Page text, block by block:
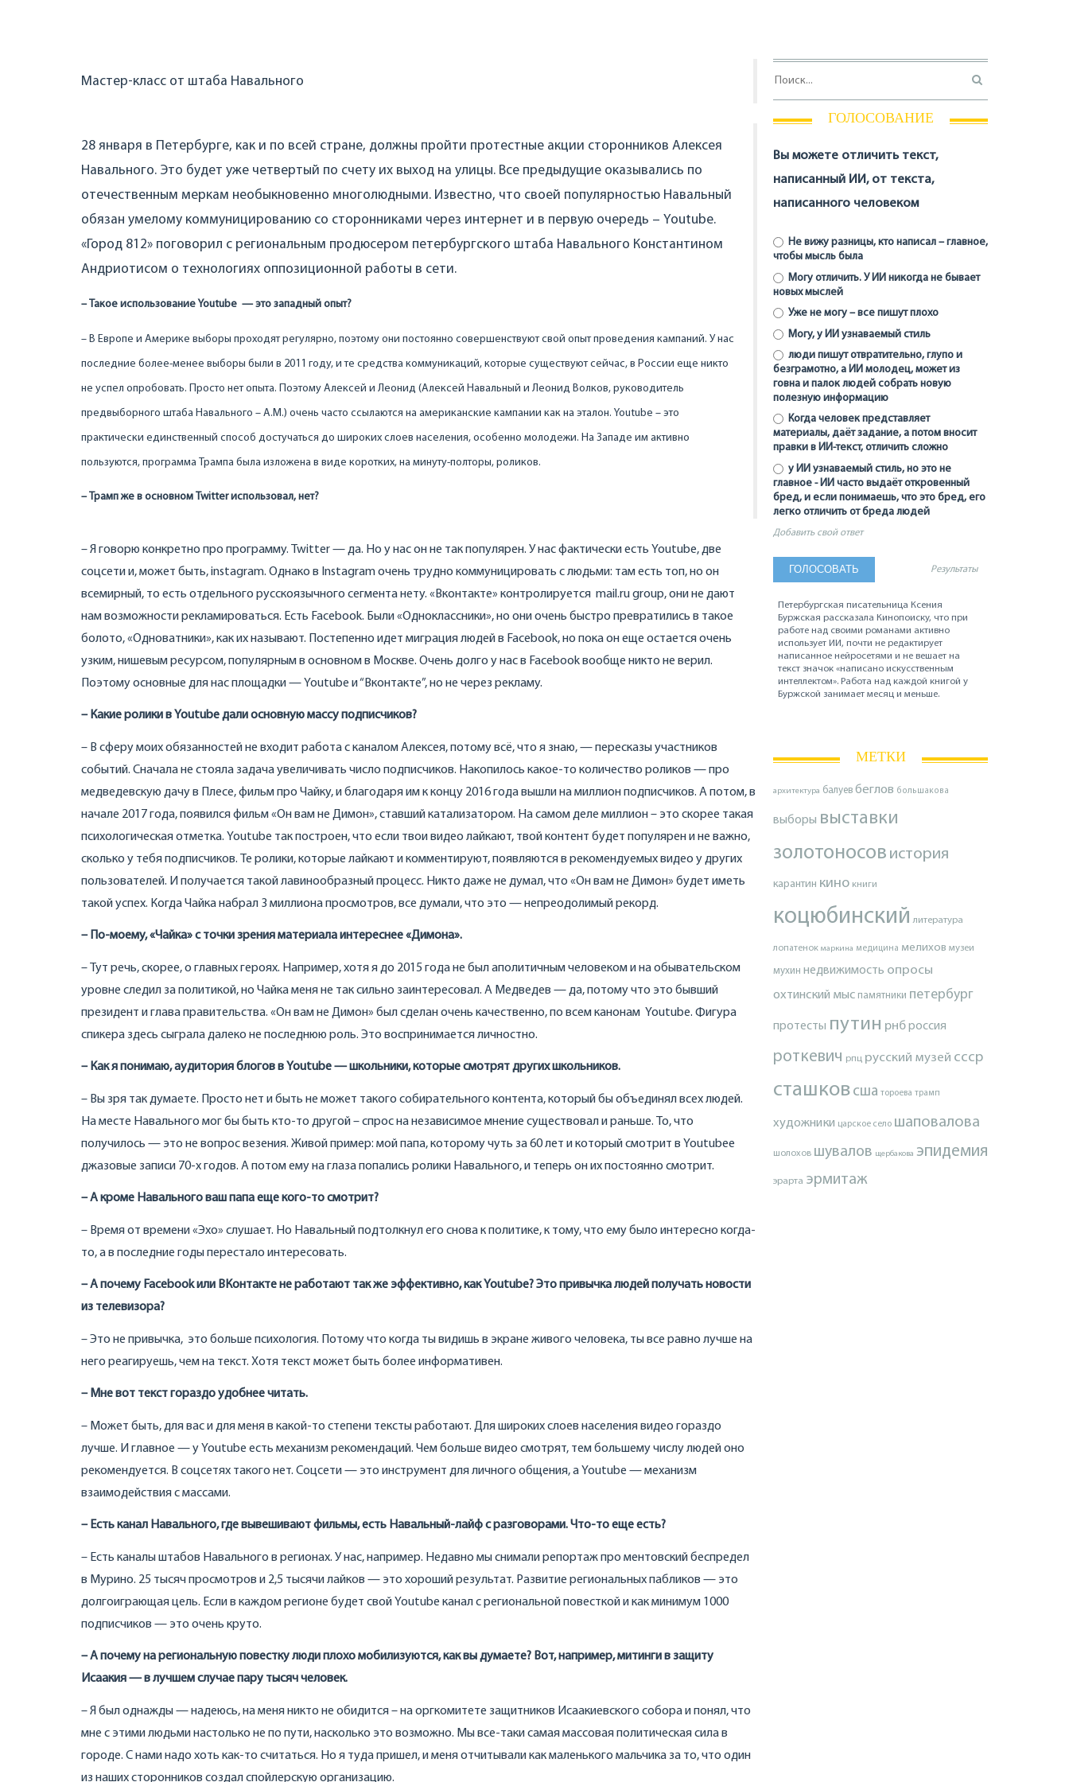
Мастер-класс от штаба Навального
28 января в Петербурге, как и по всей стране, должны пройти протестные акции сторонников Алексея
Навального. Это будет уже четвертый по счету их выход на улицы. Все предыдущие оказывались по
отечественным меркам необыкновенно многолюдными. Известно, что своей популярностью Навальный
обязан умелому коммуницированию со сторонниками через интернет и в первую очередь – Youtube.
«Город 812» поговорил с региональным продюсером петербургского штаба Навального Константином
Андриотисом о технологиях оппозиционной работы в сети.
– Такое использование Youtube — это западный опыт?
– В Европе и Америке выборы проходят регулярно, поэтому они постоянно совершенствуют свой опыт проведения кампаний. У нас
последние более-менее выборы были в 2011 году, и те средства коммуникаций, которые существуют сейчас, в России еще никто
не успел опробовать. Просто нет опыта. Поэтому Алексей и Леонид (Алексей Навальный и Леонид Волков, руководитель
предвыборного штаба Навального – А.М.) очень часто ссылаются на американские кампании как на эталон. Youtube – это
практически единственный способ достучаться до широких слоев населения, особенно молодежи. На Западе им активно
пользуются, программа Трампа была изложена в виде коротких, на минуту-полторы, роликов.
– Трамп же в основном Twitter использовал, нет?
– Я говорю конкретно про программу. Twitter — да. Но у нас он не так популярен. У нас фактически есть Youtube, две
соцсети и, может быть, instagram. Однако в Instagram очень трудно коммуницировать с людьми: там есть топ, но он
всемирный, то есть отдельного русскоязычного сегмента нету. «Вконтакте» контролируется mail.ru group, они не дают
нам возможности рекламироваться. Есть Facebook. Были «Одноклассники», но они очень быстро превратились в такое
болото, «Одноватники», как их называют. Постепенно идет миграция людей в Facebook, но пока он еще остается очень
узким, нишевым ресурсом, популярным в основном в Москве. Очень долго у нас в Facebook вообще никто не верил.
Поэтому основные для нас площадки — Youtube и “Вконтакте”, но не через рекламу.
– Какие ролики в Youtube дали основную массу подписчиков?
– В сферу моих обязанностей не входит работа с каналом Алексея, потому всё, что я знаю, — пересказы участников
событий. Сначала не стояла задача увеличивать число подписчиков. Накопилось какое-то количество роликов — про
медведевскую дачу в Плесе, фильм про Чайку, и благодаря им к концу 2016 года вышли на миллион подписчиков. А потом, в
начале 2017 года, появился фильм «Он вам не Димон», ставший катализатором. На самом деле миллион – это скорее такая
психологическая отметка. Youtube так построен, что если твои видео лайкают, твой контент будет популярен и не важно,
сколько у тебя подписчиков. Те ролики, которые лайкают и комментируют, появляются в рекомендуемых видео у других
пользователей. И получается такой лавинообразный процесс. Никто даже не думал, что «Он вам не Димон» будет иметь
такой успех. Когда Чайка набрал 3 миллиона просмотров, все думали, что это — непреодолимый рекорд.
– По-моему, «Чайка» с точки зрения материала интереснее «Димона».
– Тут речь, скорее, о главных героях. Например, хотя я до 2015 года не был аполитичным человеком и на обывательском
уровне следил за политикой, но Чайка меня не так сильно заинтересовал. А Медведев — да, потому что это бывший
президент и глава правительства. «Он вам не Димон» был сделан очень качественно, по всем канонам Youtube. Фигура
спикера здесь сыграла далеко не последнюю роль. Это воспринимается личностно.
– Как я понимаю, аудитория блогов в Youtube — школьники, которые смотрят других школьников.
– Вы зря так думаете. Просто нет и быть не может такого собирательного контента, который бы объединял всех людей.
На месте Навального мог бы быть кто-то другой – спрос на независимое мнение существовал и раньше. То, что
получилось — это не вопрос везения. Живой пример: мой папа, которому чуть за 60 лет и который смотрит в Youtubeе
джазовые записи 70-х годов. А потом ему на глаза попались ролики Навального, и теперь он их постоянно смотрит.
– А кроме Навального ваш папа еще кого-то смотрит?
– Время от времени «Эхо» слушает. Но Навальный подтолкнул его снова к политике, к тому, что ему было интересно когда-
то, а в последние годы перестало интересовать.
– А почему Facebook или ВКонтакте не работают так же эффективно, как Youtube? Это привычка людей получать новости
из телевизора?
– Это не привычка, это больше психология. Потому что когда ты видишь в экране живого человека, ты все равно лучше на
него реагируешь, чем на текст. Хотя текст может быть более информативен.
– Мне вот текст гораздо удобнее читать.
– Может быть, для вас и для меня в какой-то степени тексты работают. Для широких слоев населения видео гораздо
лучше. И главное — у Youtube есть механизм рекомендаций. Чем больше видео смотрят, тем большему числу людей оно
рекомендуется. В соцсетях такого нет. Соцсети — это инструмент для личного общения, а Youtube — механизм
взаимодействия с массами.
– Есть канал Навального, где вывешивают фильмы, есть Навальный-лайф с разговорами. Что-то еще есть?
– Есть каналы штабов Навального в регионах. У нас, например. Недавно мы снимали репортаж про ментовский беспредел
в Мурино. 25 тысяч просмотров и 2,5 тысячи лайков — это хороший результат. Развитие региональных пабликов — это
долгоиграющая цель. Если в каждом регионе будет свой Youtube канал с региональной повесткой и как минимум 1000
подписчиков — это очень круто.
– А почему на региональную повестку люди плохо мобилизуются, как вы думаете? Вот, например, митинги в защиту
Исаакия — в лучшем случае пару тысяч человек.
– Я был однажды — надеюсь, на меня никто не обидится – на оргкомитете защитников Исаакиевского собора и понял, что
мне с этими людьми настолько не по пути, насколько это возможно. Мы все-таки самая массовая политическая сила в
городе. С нами надо хоть как-то считаться. Но я туда пришел, и меня отчитывали как маленького мальчика за то, что один
из наших сторонников создал спойлерскую организацию.
ГОЛОСОВАНИЕ
Вы можете отличить текст,
написанный ИИ, от текста,
написанного человеком
Не вижу разницы, кто написал – главное,
чтобы мысль была
Могу отличить. У ИИ никогда не бывает
новых мыслей
Уже не могу – все пишут плохо
Могу, у ИИ узнаваемый стиль
люди пишут отвратительно, глупо и
безграмотно, а ИИ молодец, может из
говна и палок людей собрать новую
полезную информацию
Когда человек представляет
материалы, даёт задание, а потом вносит
правки в ИИ-текст, отличить сложно
у ИИ узнаваемый стиль, но это не
главное - ИИ часто выдаёт откровенный
бред, и если понимаешь, что это бред, его
легко отличить от бреда людей
Добавить свой ответ
Результаты
Петербургская писательница Ксения
Буржская рассказала Кинопоиску, что при
работе над своими романами активно
использует ИИ, почти не редактирует
написанное нейросетями и не вешает на
текст значок «написано искусственным
интеллектом». Работа над каждой книгой у
Буржской занимает месяц и меньше.
МЕТКИ
архитектура балуев беглов большакова
выборы выставки
золотоносов история
карантин кино книги
коцюбинский литература
лопатенок маркина медицина мелихов музеи
мухин недвижимость опросы
охтинский мыс памятники петербург
протесты путин рнброссия
роткевич рпц русский музей ссср
сташков сша тороева трамп
художники царское село шаповалова
шолохов шувалов щербакова эпидемия
эрарта эрмитаж